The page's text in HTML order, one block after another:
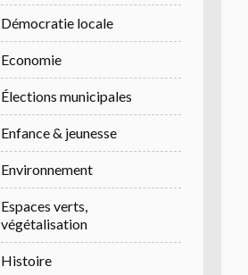
Démocratie locale
Economie
Élections municipales
Enfance & jeunesse
Environnement
Espaces verts,
végétalisation
Histoire